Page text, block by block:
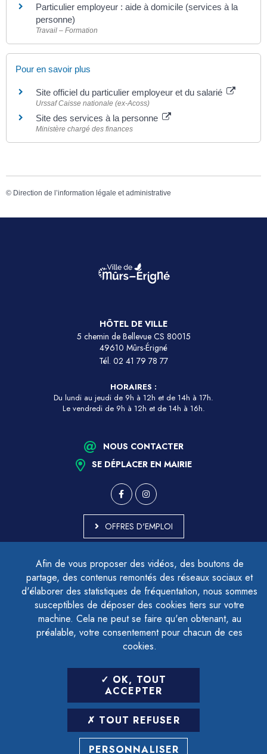
Afin de vous proposer des vidéos, des boutons de
partage, des contenus remontés des réseaux sociaux et
d'élaborer des statistiques de fréquentation, nous sommes
susceptibles de déposer des cookies tiers sur votre
machine. Cela ne peut se faire qu'en obtenant, au
préalable, votre consentement pour chacun de ces
cookies.
OK, TOUT
ACCEPTER
TOUT REFUSER
PERSONNALISER
Particulier employeur : aide à domicile (services à la
personne)
Travail – Formation
Pour en savoir plus
Site officiel du particulier employeur et du salarié
Urssaf Caisse nationale (ex-Acoss)
Site des services à la personne
Ministère chargé des finances
© Direction de l’information légale et administrative
HÔTEL DE VILLE
5 chemin de Bellevue CS 80015
49610 Mûrs-Érigné
Tél. 02 41 79 78 77
HORAIRES :
Du lundi au jeudi de 9h à 12h et de 14h à 17h.
Le vendredi de 9h à 12h et de 14h à 16h.
NOUS CONTACTER
SE DÉPLACER EN MAIRIE
OFFRES D'EMPLOI
ACCESSIBILITÉ - PARTIELLEMENT CONFORME
PLAN DU SITE
MENTIONS LÉGALES
CONTACTER LE DÉLÉGUÉ À LA PROTECTION DES DONNÉES
GESTION DES COOKIES
LETTRE D'INFORMATION
SAISIR VOTRE ADRESSE E-MAIL
POUR VOUS INSCRIRE :
ARCHIVES DÉSINSCRIPTION